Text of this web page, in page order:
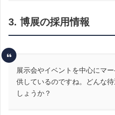
3. 博展の採用情報
展示会やイベントを中心にマ
供しているのですね。どんな
しょうか？